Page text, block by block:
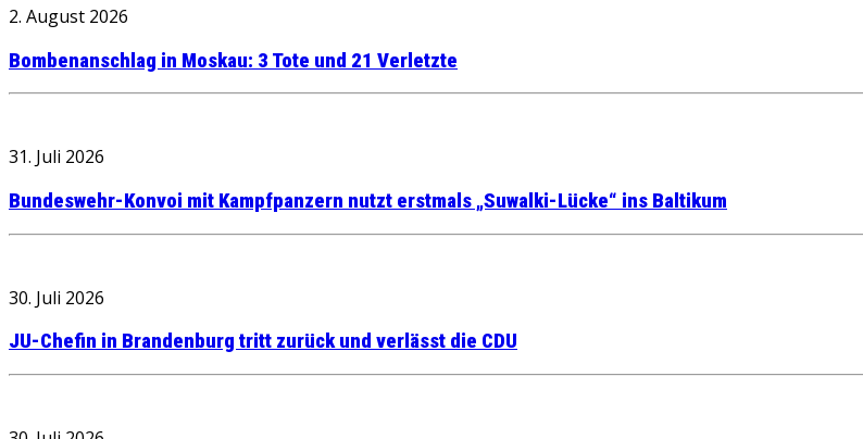
2. August 2026
Bombenanschlag in Moskau: 3 Tote und 21 Verletzte
31. Juli 2026
Bundeswehr-Konvoi mit Kampfpanzern nutzt erstmals „Suwalki-Lücke“ ins Baltikum
30. Juli 2026
JU-Chefin in Brandenburg tritt zurück und verlässt die CDU